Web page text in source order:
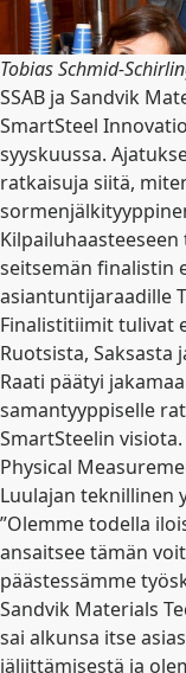
Tobias Schmid-
SSAB ja Sandvik
SmartSteel
syyskuussa.
ratkaisuja siitä,
seitsemän finalistin
asiantuntijaraadille
Finalistitiimit tulivat
Ruotsista, Saksasta
Raati päätyi
samantyyppiselle
SmartSteelin
Physical
Luulajan teknillinen
”Olemme todella
ansaitsee tämän
päästessämme
Sandvik Materials
sai alkunsa itse
jäljittämisestä ja